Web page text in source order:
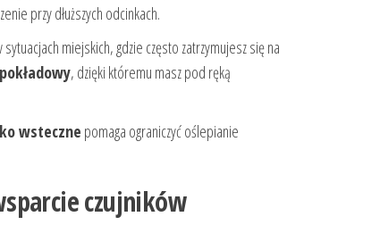
przy dłuższych odcinkach.
miejskich, gdzie często zatrzymujesz się na
, dzięki któremu masz pod ręką
wsteczne pomaga ograniczyć oślepianie
czujników